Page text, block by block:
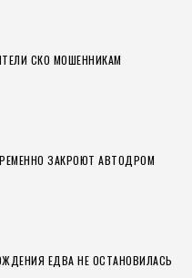
СКО МОШЕННИКАМ
ЗАКРОЮТ АВТОДРОМ
ЕДВА НЕ ОСТАНОВИЛАСЬ